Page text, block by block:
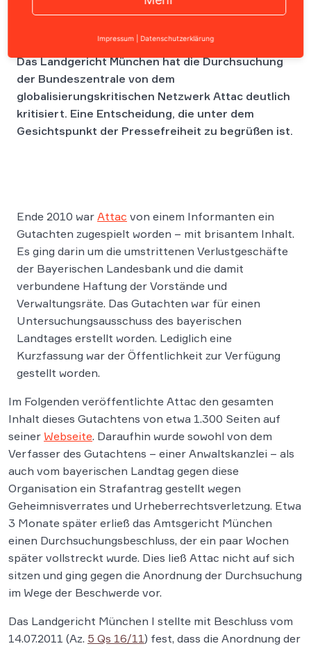
Das Landgericht München hat die Durchsuchung
der Bundeszentrale von dem
globalisierungskritischen Netzwerk Attac deutlich
kritisiert. Eine Entscheidung, die unter dem
Gesichtspunkt der Pressefreiheit zu begrüßen ist.
Ende 2010 war Attac von einem Informanten ein
Gutachten zugespielt worden – mit brisantem Inhalt.
Es ging darin um die umstrittenen Verlustgeschäfte
der Bayerischen Landesbank und die damit
verbundene Haftung der Vorstände und
Verwaltungsräte. Das Gutachten war für einen
Untersuchungsausschuss des bayerischen
Landtages erstellt worden. Lediglich eine
Kurzfassung war der Öffentlichkeit zur Verfügung
gestellt worden.
Im Folgenden veröffentlichte Attac den gesamten
Inhalt dieses Gutachtens von etwa 1.300 Seiten auf
seiner Webseite. Daraufhin wurde sowohl von dem
Verfasser des Gutachtens – einer Anwaltskanzlei – als
auch vom bayerischen Landtag gegen diese
Organisation ein Strafantrag gestellt wegen
Geheimnisverrates und Urheberrechtsverletzung. Etwa
3 Monate später erließ das Amtsgericht München
einen Durchsuchungsbeschluss, der ein paar Wochen
später vollstreckt wurde. Dies ließ Attac nicht auf sich
sitzen und ging gegen die Anordnung der Durchsuchung
im Wege der Beschwerde vor.
Das Landgericht München I stellte mit Beschluss vom
14.07.2011 (Az. 5 Qs 16/11) fest, dass die Anordnung der
Impressum Datenschutzerklärung